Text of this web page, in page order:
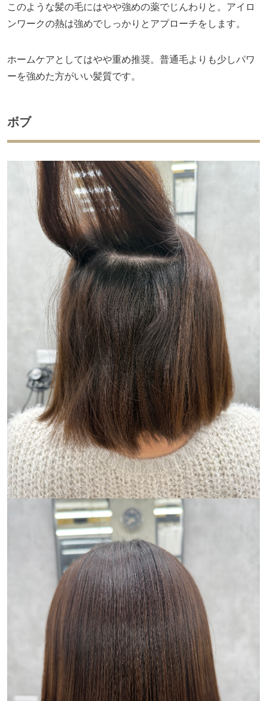
このような髪の毛にはやや強めの薬でじんわりと。アイロ
ンワークの熱は強めでしっかりとアプローチをします。
ホームケアとしてはやや重め推奨。普通毛よりも少しパワ
ーを強めた方がいい髪質です。
ボブ